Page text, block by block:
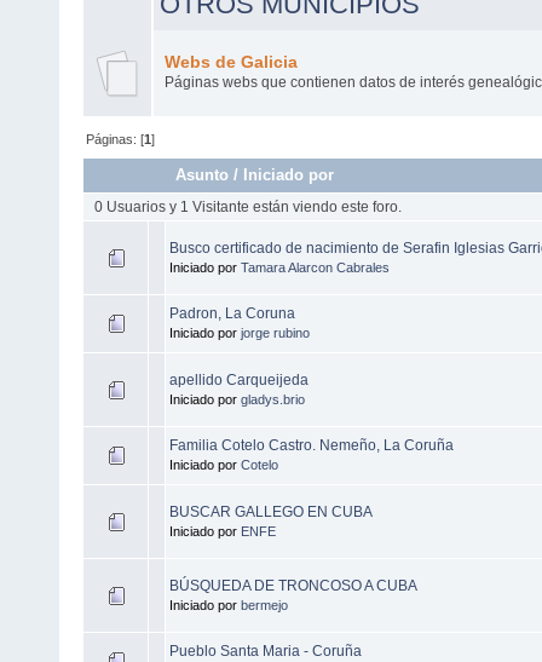
Webs de Galicia
Páginas webs que contienen datos de interés
Páginas: [1]
Asunto / Iniciado por
0 Usuarios y 1 Visitante están viendo este foro.
Busco certificado de nacimiento de Serafin Iglesias
Iniciado por Tamara Alarcon Cabrales
Padron, La Coruna
Iniciado por jorge rubino
apellido Carqueijeda
Iniciado por gladys.brio
Familia Cotelo Castro. Nemeño, La Coruña
Iniciado por Cotelo
BUSCAR GALLEGO EN CUBA
Iniciado por ENFE
BÚSQUEDA DE TRONCOSO A CUBA
Iniciado por bermejo
Pueblo Santa Maria - Coruña